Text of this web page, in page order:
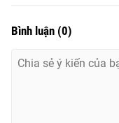
® Cấm sao chép dưới
Bình luận (0)